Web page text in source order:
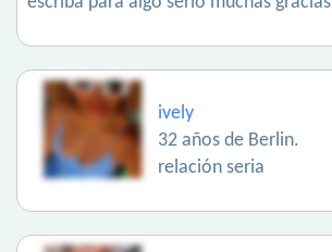
ively
32 años de Berlin.
relación seria